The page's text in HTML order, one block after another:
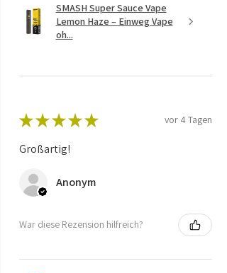
SMASH Super Sauce Vape
Lemon Haze – Einweg Vape
oh...
★ ★ ★ ★ ★ vor 4 Tagen
Großartig!
Anonym
War diese Rezension hilfreich?